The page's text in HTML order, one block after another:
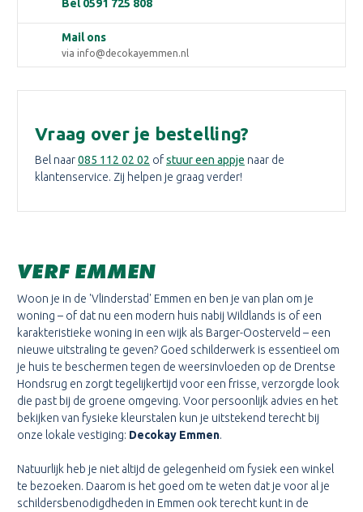
Bel 0591 725 808
Mail ons
via info@decokayemmen.nl
Vraag over je bestelling?
Bel naar085 112 02 02 ofstuur een appje naar de
klantenservice. Zij helpen je graag verder!
VERF EMMEN
Woon je in de 'Vlinderstad' Emmen en ben je van plan om je
woning – of dat nu een modern huis nabij Wildlands is of een
karakteristieke woning in een wijk als Barger-Oosterveld – een
nieuwe uitstraling te geven? Goed schilderwerk is essentieel om
je huis te beschermen tegen de weersinvloeden op de Drentse
Hondsrug en zorgt tegelijkertijd voor een frisse, verzorgde look
die past bij de groene omgeving. Voor persoonlijk advies en het
bekijken van fysieke kleurstalen kun je uitstekend terecht bij
onze lokale vestiging: Decokay Emmen.
Natuurlijk heb je niet altijd de gelegenheid om fysiek een winkel
te bezoeken. Daarom is het goed om te weten dat je voor al je
schildersbenodigdheden in Emmen ook terecht kunt in de